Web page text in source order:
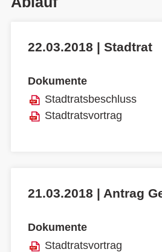
22.03.2018 | Stadtrat
Dokumente
Stadtratsbeschluss
Stadtratsvortrag
21.03.2018 | Antrag
Dokumente
Stadtratsvortrag